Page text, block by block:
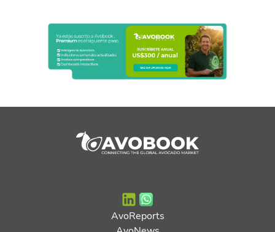
AvoReports